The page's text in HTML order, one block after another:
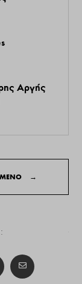
Αργής
→